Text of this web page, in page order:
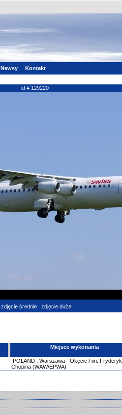
Newsy Kontakt
id # 129220
zdjęcie średnie zdjęcie duże
Miejsce wykonania
POLAND, Warszawa - Okęcie / im.
Chopina (WAW/EPWA)